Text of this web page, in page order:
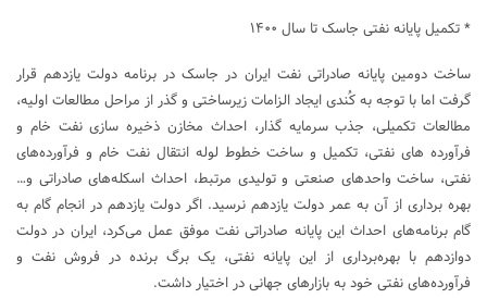
* تکمیل پایانه نفتی جاسک تا سال ۱۴۰۰
ساخت دومین پایانه صادراتی نفت ایران در جاسک در برنامه دولت یازدهم قرار
گرفت اما با توجه به کُندی ایجاد الزامات زیرساختی و گذر از مراحل مطالعات اولیه،
مطالعات تکمیلی، جذب سرمایه گذار، احداث مخازن ذخیره سازی نفت خام و
فرآورده های نفتی، تکمیل و ساخت خطوط لوله انتقال نفت خام و فرآورده‌های
نفتی، ساخت واحدهای صنعتی و تولیدی مرتبط، احداث اسکله‌های صادراتی و…
بهره برداری از آن به عمر دولت یازدهم نرسید. اگر دولت یازدهم در انجام گام به
گام برنامه‌های احداث این پایانه صادراتی نفت موفق عمل می‌کرد، ایران در دولت
دوازدهم با بهره‌برداری از این پایانه نفتی، یک برگ برنده در فروش نفت و
فرآورده‌های نفتی خود به بازارهای جهانی در اختیار داشت.